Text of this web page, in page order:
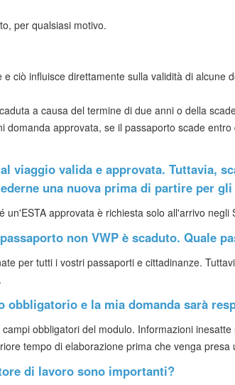
per qualsiasi motivo.
ciò influisce direttamente sulla validità di alcune
a causa del termine di due anni o della
domanda approvata, se il passaporto scade
viaggio valida e approvata. Tuttavia,
una nuova prima di partire per
approvata è richiesta solo all'arrivo negli
non VWP è scaduto. Quale
per tutti i vostri passaporti e cittadinanze.
obbligatorio e la mia domanda sarà
obbligatori del modulo. Informazioni
tempo di elaborazione prima che venga presa
di lavoro sono importanti?